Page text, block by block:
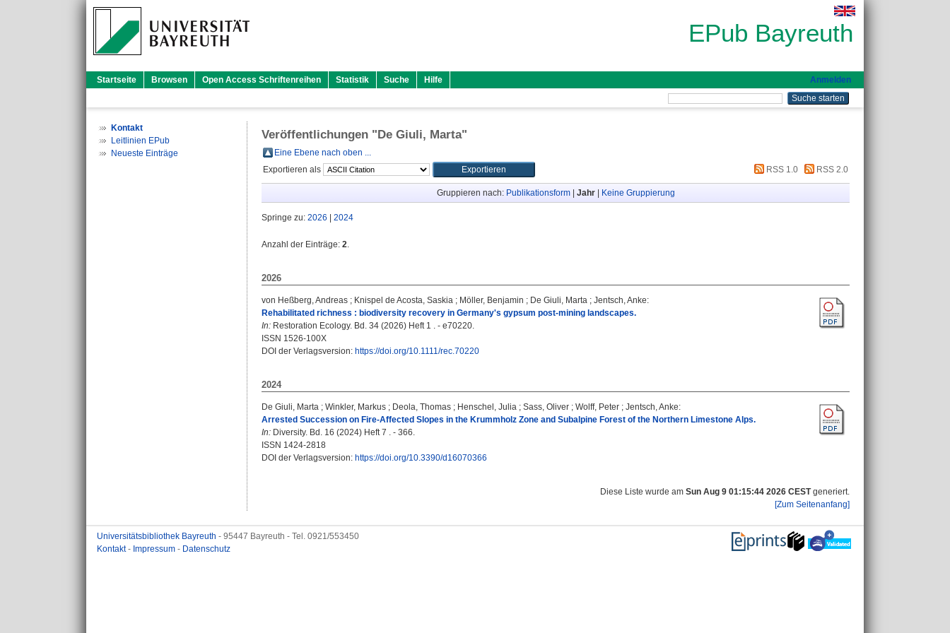
EPub Bayreuth
Startseite Browsen Open Access Schriftenreihen Statistik Suche Hilfe Anmelden
Kontakt
Leitlinien EPub
Neueste Einträge
Veröffentlichungen "De Giuli, Marta"
Eine Ebene nach oben ...
Exportieren als
RSS 1.0 RSS 2.0
Gruppieren nach: Publikationsform| Jahr| Keine Gruppierung
Springe zu: 2026 2024
Anzahl der Einträge: 2.
2026
von Heßberg, Andreas ; Knispel de Acosta, Saskia ; Möller, Benjamin ; De Giuli, Marta ; Jentsch, Anke:
Rehabilitated richness : biodiversity recovery in Germany's gypsum post-mining landscapes.
In: Restoration Ecology. Bd. 34 (2026) Heft 1 . - e70220.
ISSN 1526-100X
DOI der Verlagsversion: https://doi.org/10.1111/rec.70220
2024
De Giuli, Marta ; Winkler, Markus ; Deola, Thomas ; Henschel, Julia ; Sass, Oliver ; Wolff, Peter ; Jentsch, Anke:
Arrested Succession on Fire-Affected Slopes in the Krummholz Zone and Subalpine Forest of the Northern Limestone Alps.
In: Diversity. Bd. 16 (2024) Heft 7 . - 366.
ISSN 1424-2818
DOI der Verlagsversion: https://doi.org/10.3390/d16070366
Diese Liste wurde am Sun Aug 9 01:15:44 2026 CESTgeneriert.
[Zum Seitenanfang]
Universitätsbibliothek Bayreuth - 95447 Bayreuth - Tel. 0921/553450
Kontakt- Impressum - Datenschutz